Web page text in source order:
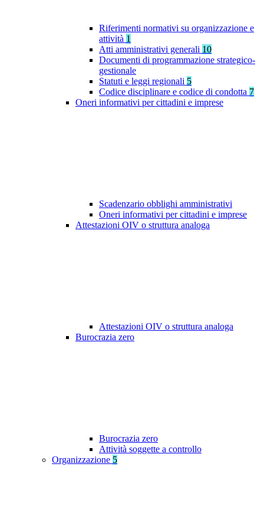
Riferimenti normativi su organizzazione e
attività 1
Atti amministrativi generali 10
Documenti di programmazione strategico-
gestionale
Statuti e leggi regionali 5
Codice disciplinare e codice di condotta 7
Oneri informativi per cittadini e imprese
Scadenzario obblighi amministrativi
Oneri informativi per cittadini e imprese
Attestazioni OIV o struttura analoga
Attestazioni OIV o struttura analoga
Burocrazia zero
Burocrazia zero
Attività soggette a controllo
Organizzazione 5